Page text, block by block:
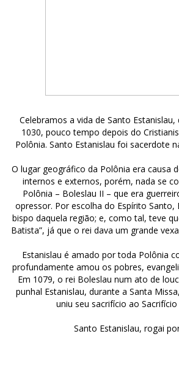
Celebramos a vida de Santo
1030, pouco tempo depois do
Polônia. Santo Estanislau foi sacerdote
O lugar geográfico da Polônia era causa
internos e externos, porém, nada se
Polônia – Boleslau II – que era
opressor. Por escolha do Espírito Santo,
bispo daquela região; e, como tal, teve
Batista”, já que o rei dava um grande
Estanislau é amado por toda Polônia
profundamente amou os pobres,
Em 1079, o rei Boleslau num ato de
punhal Estanislau, durante a Santa
uniu seu sacrifício ao
Santo Estanislau, rogai